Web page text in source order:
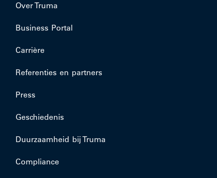
Over Truma
Business Portal
Carrière
Referenties en partners
Press
Geschiedenis
Duurzaamheid bij Truma
Compliance